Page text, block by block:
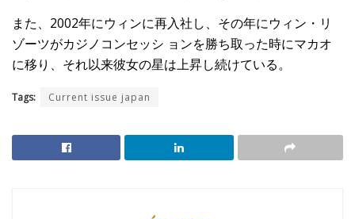
また、2002年にウィンに再入社し、その年にウィン・リ
ゾーツがカジノコンセッシ ョンを勝ち取った時にマカオ
に移り、それ以来彼女の星は上昇し続けている。
Tags: Current issue japan